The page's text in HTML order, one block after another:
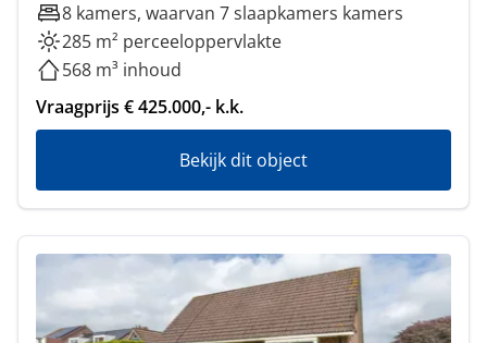
8 kamers, waarvan 7 slaapkamers kamers
285 m² perceeloppervlakte
568 m³ inhoud
Vraagprijs € 425.000,- k.k.
Bekijk dit object